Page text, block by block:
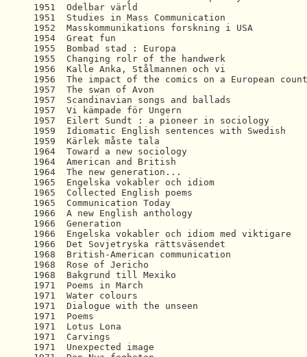
1951  Odelbar värld
1951  Studies in Mass Communication
1954  Great fun
1955  Bombad stad : Europa
1955  Changing rolr of the handwerk
1956  Kalle Anka, Stålmannen och vi
1956  The impact of the comics on a European
1957  The swan of Avon
1957  Scandinavian songs and ballads
1957  Vi kämpade för Ungern
1957  Eilert Sundt : a pioneer in sociology
1959  Idiomatic English sentences with Swedish
1959  Kärlek måste tala
1964  Toward a new sociology
1964  American and British
1964  The new generation...
1965  Engelska vokabler och idiom
1965  Collected English poems
1965  Communication Today
1966  A new English anthology
1966  Generation
1966  Engelska vokabler och idiom med viktigare
1966  Det Sovjetryska rättsväsendet
1968  British-American communication
1968  Rose of Jericho
1968  Bakgrund till Mexiko
1971  Poems in March
1971  Water colours
1971  Dialogue with the unseen
1971  Poems
1971  Lotus Lona
1971  Carvings
1971  Unexpected image